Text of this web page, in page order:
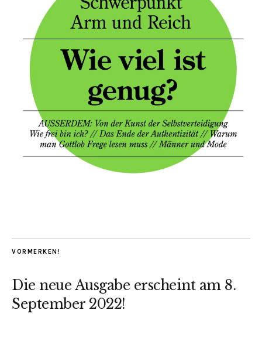
VORMERKEN!
Die neue Ausgabe erscheint am 8.
September 2022!